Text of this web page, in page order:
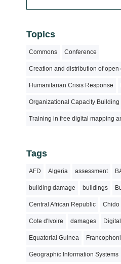
Topics
Commons Conference
Creation and distribution of open
Humanitarian Crisis Response
Organizational Capacity Building
Training in free digital mapping
Tags
AFD Algeria assessment
building damage buildings
Central African Republic Chido
Cote d'Ivoire damages
Equatorial Guinea
Geographic Information Systems